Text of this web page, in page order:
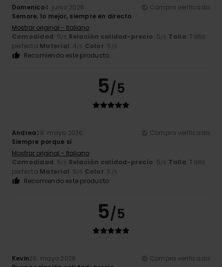
Domenico4. junio 2026
Compra verificada
Semore, lo mejor, siempre en directo
Mostrar original - Italiano
Comodidad: 5/5 Relación calidad-precio: 5/5 Talla: Talla
perfecta Material: 4/5 Color: 5 /5
Recomiendo este producto
5/5
Andrea28. mayo 2026
Compra verificada
Siempre porque sí
Mostrar original - Italiano
Comodidad: 5/5 Relación calidad-precio: 5/5 Talla: Talla
perfecta Material: 5/5 Color: 5 /5
Recomiendo este producto
5/5
Kevin26. mayo 2026
Compra verificada